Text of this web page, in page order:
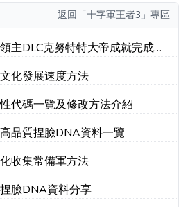
返回 「十字軍王者3」專區
主DLC克努特特大帝成就完成心
化發展速度方法
代碼一覽及修改方法介紹
品質捏臉DNA資料一覽
收集常備軍方法
臉DNA資料分享